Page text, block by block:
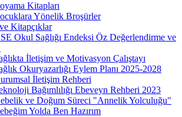
Kitapları
Yönelik Broşürler
Kitapçıklar
Okul Sağlığı Endeksi Öz Değerlendirme ve
İletişim ve Motivasyon Çalıştayı
Okuryazarlığı Eylem Planı 2025-2028
İletişim Rehberi
Bağımlılığı Ebeveyn Rehberi 2023
ve Doğum Süreci "Annelik Yolculuğu"
Yolda Ben Hazırım